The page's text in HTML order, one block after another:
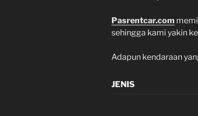
Pasrentcar.com
sehingga kami yakin
Adapun kendaraan
JENIS